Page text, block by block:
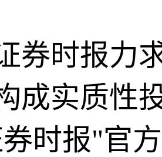
券时报力
成实质性
时报"官